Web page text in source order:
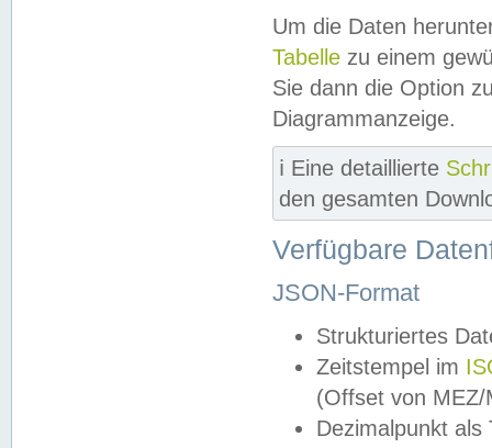
Um die Daten
Tabelle zu einem
Sie dann die Option
Diagrammanzeige.
ℹ️ Eine detaillierte
den gesamten
Verfügbare
JSON-Format
Strukturiertes
Zeitstempel im
(Offset von MEZ/
Dezimalpunkt als